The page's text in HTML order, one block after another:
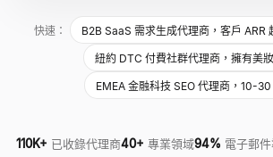
快速： B2B SaaS 需求生成代理商，客戶 ARR
紐約 DTC 付費社群代理商，擁有美
EMEA 金融科技 SEO 代理商，10-
110K+ 已收錄代理商40+ 專業領域94% 電子郵